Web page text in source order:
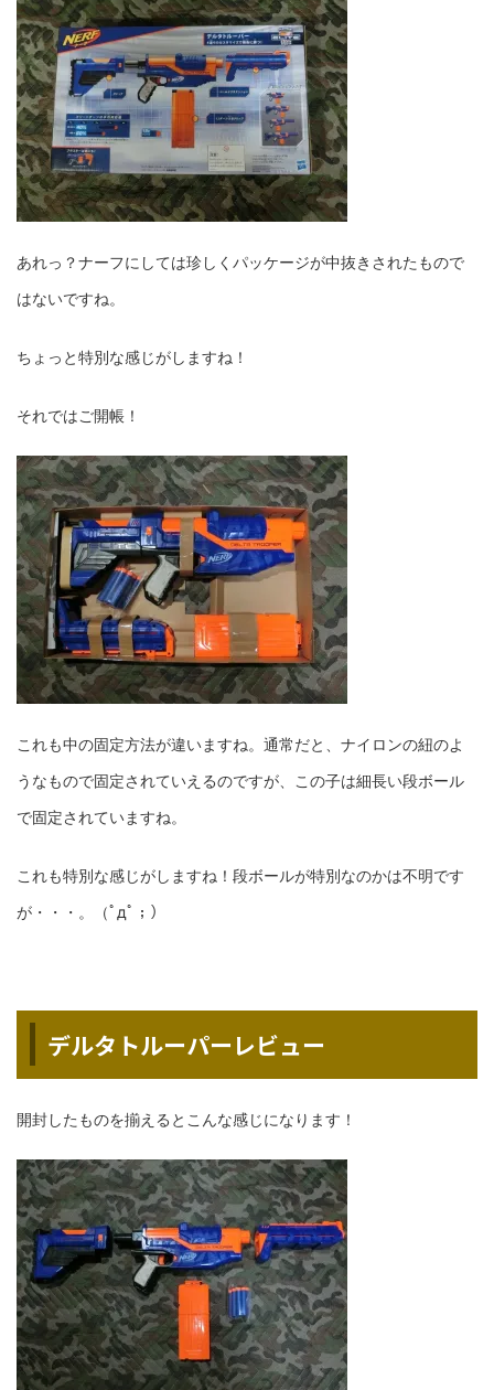
あれっ？ナーフにしては珍しくパッケージが中抜きされたもので
はないですね。
ちょっと特別な感じがしますね！
それではご開帳！
これも中の固定方法が違いますね。通常だと、ナイロンの紐のよ
うなもので固定されていえるのですが、この子は細長い段ボール
で固定されていますね。
これも特別な感じがしますね！段ボールが特別なのかは不明です
が・・・。（ﾟдﾟ；）
デルタトルーパーレビュー
開封したものを揃えるとこんな感じになります！